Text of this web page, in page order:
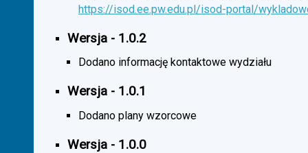
https://isod.ee.pw.edu.pl/isod-portal/
Wersja - 1.0.2
Dodano informację kontaktowe wydziału
Wersja - 1.0.1
Dodano plany wzorcowe
Wersja - 1.0.0